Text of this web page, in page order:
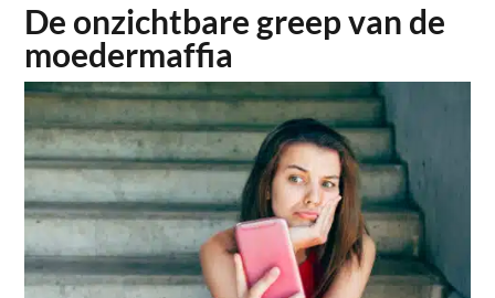
De onzichtbare greep van de
moedermaffia